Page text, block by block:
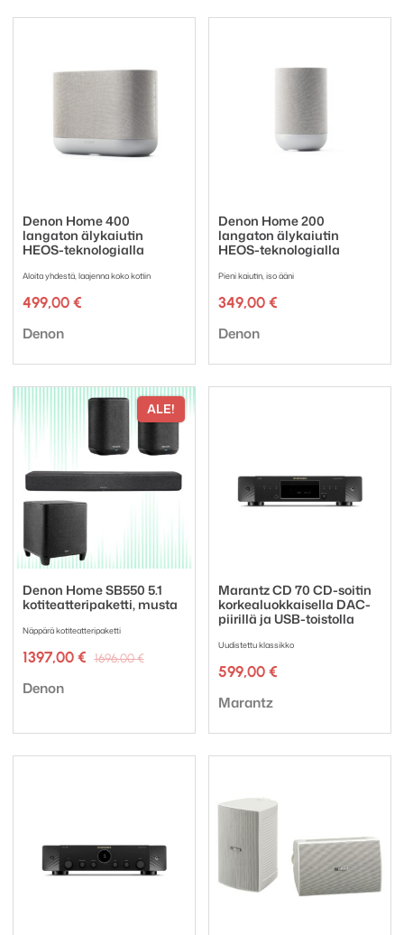
Denon Home 400
langaton älykaiutin
HEOS-teknologialla
Aloita yhdestä, laajenna koko kotiin
499,00 €
Tuotemerkki:
Denon
Denon Home 200
langaton älykaiutin
HEOS-teknologialla
Pieni kaiutin, iso ääni
349,00 €
Tuotemerkki:
Denon
ALE!
Denon Home SB550 5.1
kotiteatteripaketti, musta
Näppärä kotiteatteripaketti
1696,00€Alkuperäinen
1397,00 €
Nykyinen
Tuotemerkki:
Denon
Marantz CD 70 CD-soitin
korkealuokkaisella DAC-
piirillä ja USB-toistolla
Uudistettu klassikko
599,00 €
Tuotemerkki:
Marantz